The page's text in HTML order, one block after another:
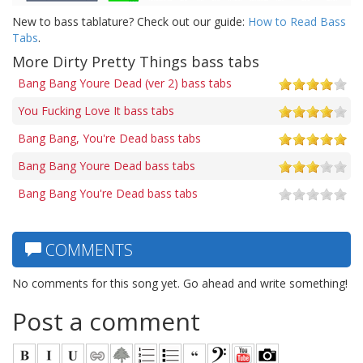
New to bass tablature? Check out our guide: How to Read Bass
Tabs.
More Dirty Pretty Things bass tabs
Bang Bang Youre Dead (ver 2) bass tabs
You Fucking Love It bass tabs
Bang Bang, You're Dead bass tabs
Bang Bang Youre Dead bass tabs
Bang Bang You're Dead bass tabs
COMMENTS
No comments for this song yet. Go ahead and write something!
Post a comment